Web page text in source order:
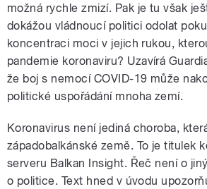
možná rychle zmizí. Pak je tu však
dokážou vládnoucí politici odolat
koncentraci moci v jejich rukou,
pandemie koronaviru? Uzavírá
že boj s nemocí COVID-19 může
politické uspořádání mnoha zemí.
Koronavirus není jediná choroba,
západobalkánské země. To je titulek
serveru Balkan Insight. Řeč není o
o politice. Text hned v úvodu